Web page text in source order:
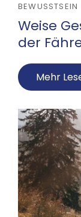
BEWUSSTSEIN
Weise
der
Mehr